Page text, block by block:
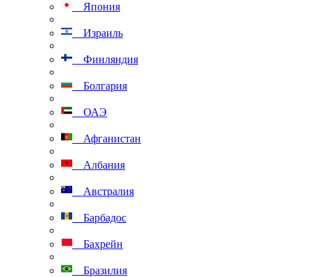
Япония
Израиль
Финляндия
Болгария
ОАЭ
Афганистан
Албания
Австралия
Барбадос
Бахрейн
Бразилия